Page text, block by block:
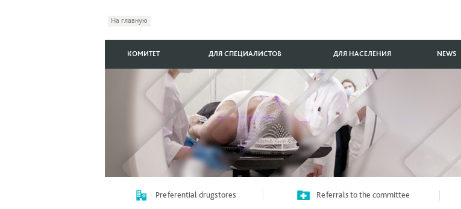
На главную
КОМИТЕТ ДЛЯ СПЕЦИАЛИСТОВ ДЛЯ НАСЕЛЕНИЯ NEWS
Preferential drugstores Referrals to the committee